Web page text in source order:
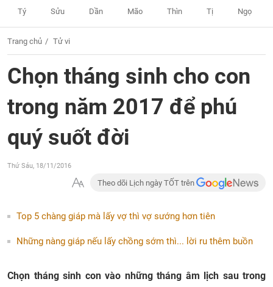
Tý Sửu Dần Mão Thìn Tị Ngọ
Trang chủ Tử vi
Chọn tháng sinh cho con
trong năm 2017 để phú
quý suốt đời
Thứ Sáu, 18/11/2016
Theo dõi Lịch ngày TỐT trên
Top 5 chàng giáp mà lấy vợ thì vợ sướng hơn tiên
Những nàng giáp nếu lấy chồng sớm thì... lời ru thêm buồn
Chọn tháng sinh con vào những tháng âm lịch sau trong